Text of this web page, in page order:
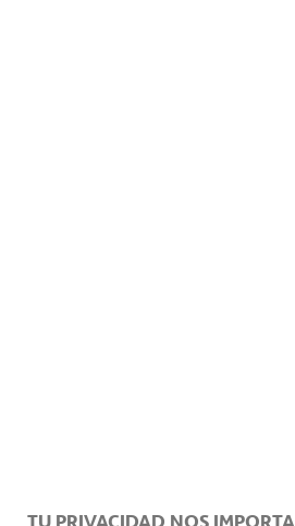
TU PRIVACIDAD NOS IMPORTA